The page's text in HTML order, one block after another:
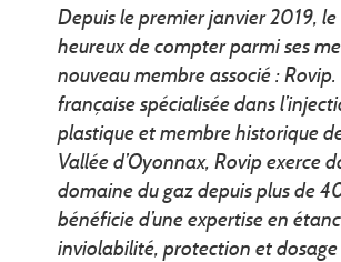
Depuis le premier janvier 2019, le
heureux de compter parmi ses
nouveau membre associé : Rovip.
française spécialisée dans
plastique et membre historique
Vallée d’Oyonnax, Rovip exerce
domaine du gaz depuis plus de
bénéficie d’une expertise en
inviolabilité, protection et dosage